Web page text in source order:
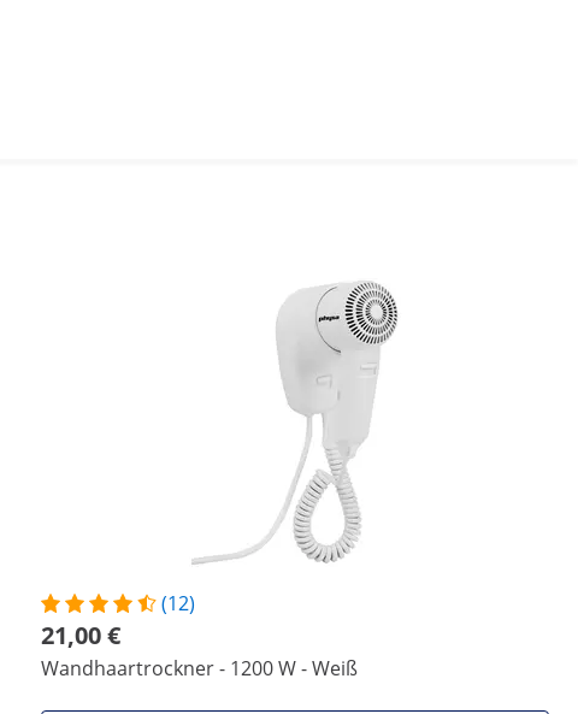
(12)
21,00 €
Wandhaartrockner - 1200 W - Weiß